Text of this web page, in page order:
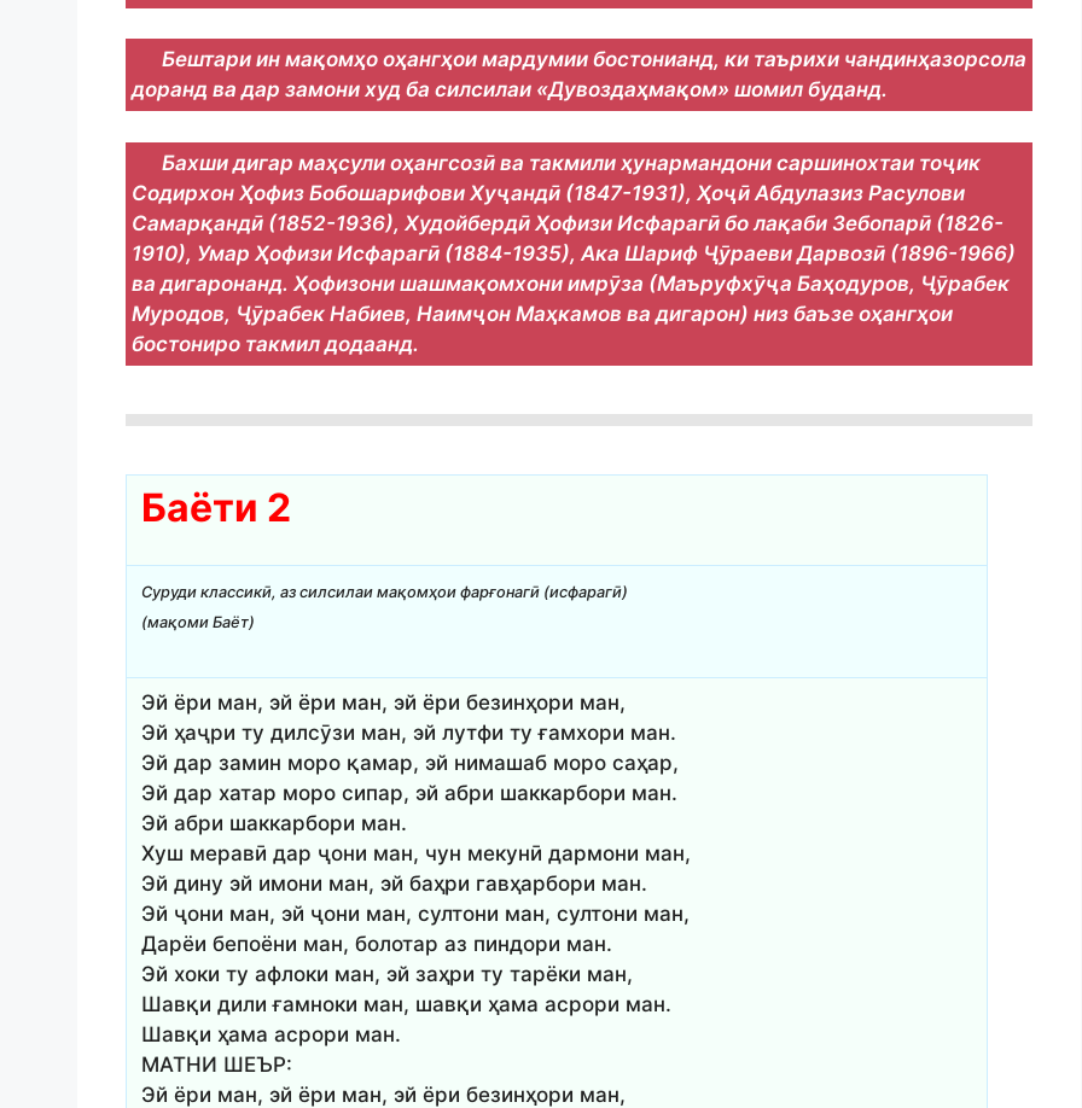
Бештари ин мақомҳо оҳангҳои мардумии бостонианд, ки таърихи чандинҳазорсола
доранд ва дар замони худ ба силсилаи «Дувоздаҳмақом» шомил буданд.
Бахши дигар маҳсули оҳангсозӣ ва такмили ҳунармандони саршинохтаи тоҷик
Содирхон Ҳофиз Бобошарифови Хуҷандӣ (1847-1931), Ҳоҷӣ Абдулазиз Расулови
Самарқандӣ (1852-1936), Худойбердӣ Ҳофизи Исфарагӣ бо лақаби Зебопарӣ (1826-
1910), Умар Ҳофизи Исфарагӣ (1884-1935), Ака Шариф Ҷӯраеви Дарвозӣ (1896-1966)
ва дигаронанд. Ҳофизони шашмақомхони имрӯза (Маъруфхӯҷа Баҳодуров, Ҷӯрабек
Муродов, Ҷӯрабек Набиев, Наимҷон Маҳкамов ва дигарон) низ баъзе оҳангҳои
бостониро такмил додаанд.
Баёти 2
Суруди классикӣ, аз силсилаи мақомҳои фарғонагӣ (исфарагӣ)
(мақоми Баёт)
Эй ёри ман, эй ёри ман, эй ёри безинҳори ман,
Эй ҳаҷри ту дилсӯзи ман, эй лутфи ту ғамхори ман.
Эй дар замин моро қамар, эй нимашаб моро саҳар,
Эй дар хатар моро сипар, эй абри шаккарбори ман.
Эй абри шаккарбори ман.
Хуш меравӣ дар ҷони ман, чун мекунӣ дармони ман,
Эй дину эй имони ман, эй баҳри гавҳарбори ман.
Эй ҷони ман, эй ҷони ман, султони ман, султони ман,
Дарёи бепоёни ман, болотар аз пиндори ман.
Эй хоки ту афлоки ман, эй заҳри ту тарёки ман,
Шавқи дили ғамноки ман, шавқи ҳама асрори ман.
Шавқи ҳама асрори ман.
МАТНИ ШЕЪР:
Эй ёри ман, эй ёри ман, эй ёри безинҳори ман,